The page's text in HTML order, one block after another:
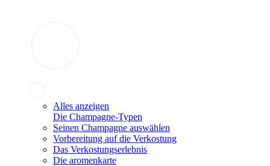
Alles anzeigen
Die Champagne-Typen
Seinen Champagne auswählen
Vorbereitung auf die Verkostung
Das Verkostungserlebnis
Die aromenkarte